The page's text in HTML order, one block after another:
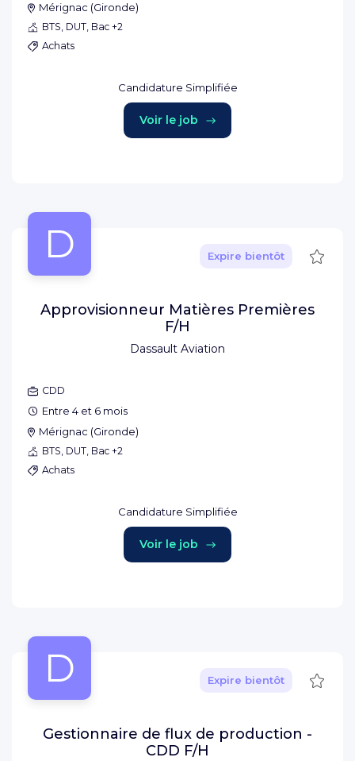
Mérignac (Gironde)
BTS, DUT, Bac +2
Achats
Candidature Simplifiée
Voir le job
D
Dassault Aviation
Expire bientôt
Approvisionneur Matières Premières
F/H
CDD
Entre 4 et 6 mois
Mérignac (Gironde)
BTS, DUT, Bac +2
Achats
Candidature Simplifiée
Voir le job
D Expire bientôt
Gestionnaire de flux de production -
CDD F/H